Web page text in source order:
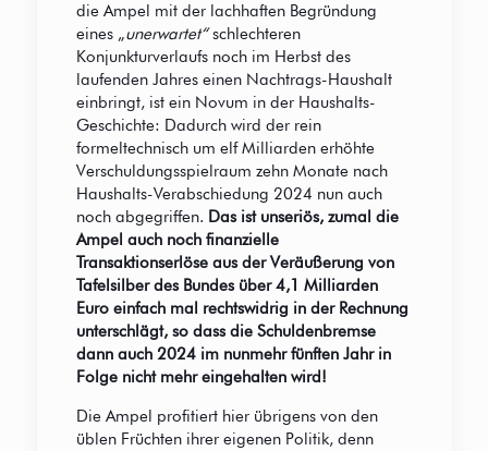
die Ampel mit der lachhaften Begründung
eines „unerwartet“schlechteren
Konjunkturverlaufs noch im Herbst des
laufenden Jahres einen Nachtrags-Haushalt
einbringt, ist ein Novum in der Haushalts-
Geschichte: Dadurch wird der rein
formeltechnisch um elf Milliarden erhöhte
Verschuldungsspielraum zehn Monate nach
Haushalts-Verabschiedung 2024 nun auch
noch abgegriffen. Das ist unseriös, zumal die
Ampel auch noch finanzielle
Transaktionserlöse aus der Veräußerung von
Tafelsilber des Bundes über 4,1 Milliarden
Euro einfach mal rechtswidrig in der Rechnung
unterschlägt, so dass die Schuldenbremse
dann auch 2024 im nunmehr fünften Jahr in
Folge nicht mehr eingehalten wird!
Die Ampel profitiert hier übrigens von den
üblen Früchten ihrer eigenen Politik, denn